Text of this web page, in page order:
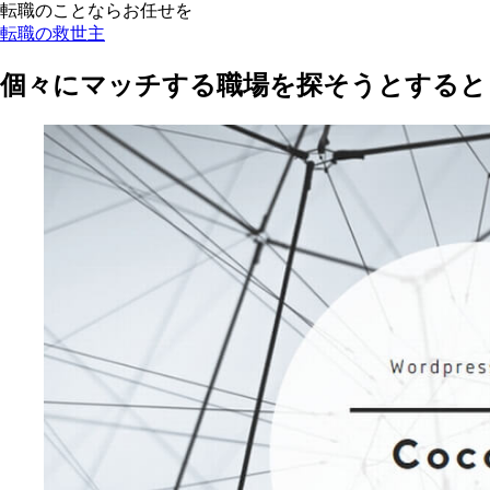
転職のことならお任せを
転職の救世主
個々にマッチする職場を探そうとする